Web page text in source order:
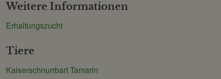
Weitere Informationen
Erhaltungszucht
Tiere
Kaiserschnurrbart Tamarin